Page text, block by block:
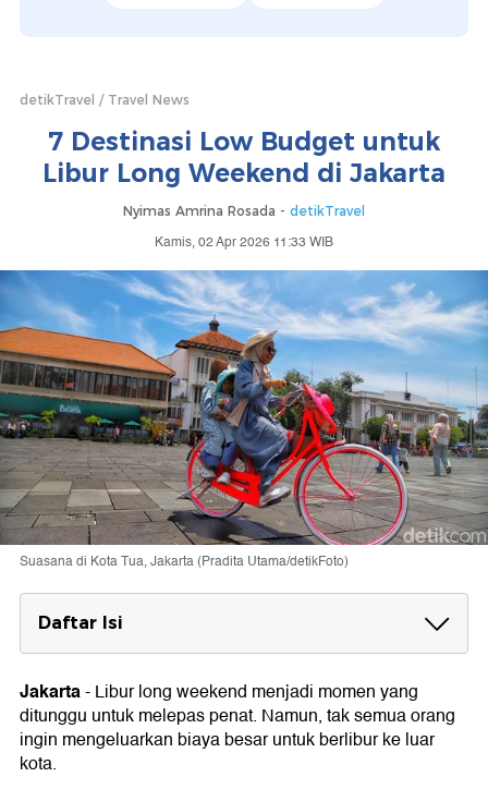
detikTravel Travel News
7 Destinasi Low Budget untuk
Libur Long Weekend di Jakarta
Nyimas Amrina Rosada - detikTravel
Kamis, 02 Apr 2026 11:33 WIB
Suasana di Kota Tua, Jakarta (Pradita Utama/detikFoto)
Daftar Isi
7 Destinasi Low Budget di Jakarta
1. Kota Tua Jakarta
2. Taman Bendera Pusaka
3. Hutan Kota GBK & Lapangan Bisbol GBK
4. Setu Babakan
Jakarta-Libur long weekend menjadi momen yang
ditunggu untuk melepas penat. Namun, tak semua orang
ingin mengeluarkan biaya besar untuk berlibur ke luar
kota.